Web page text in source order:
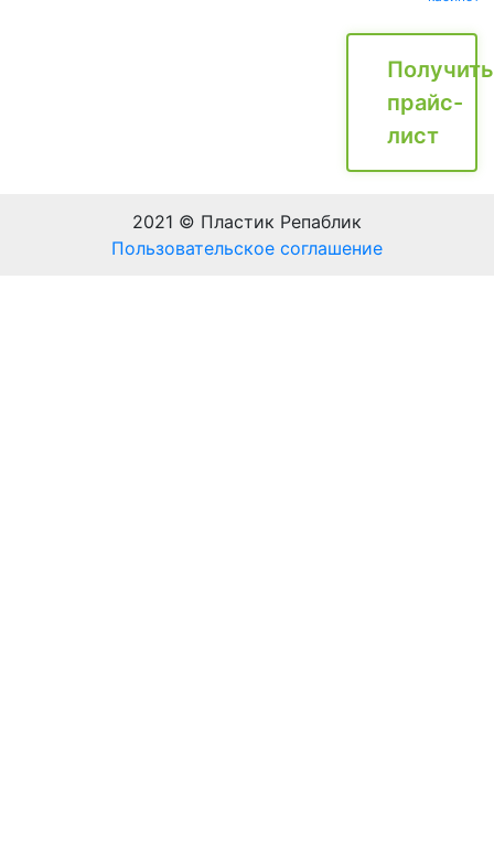
Получить
прайс-
лист
2021 © Пластик Репаблик
Пользовательское соглашение